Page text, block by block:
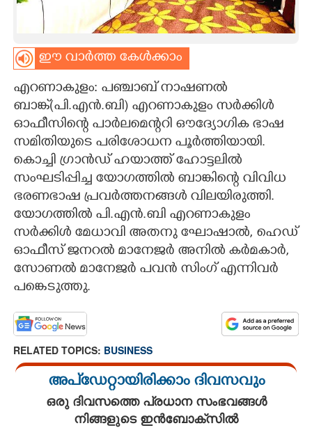
ART
ASTRO
CARTOONS
LITERATURE
ZOOM
CONTACT US
ഈ വാർത്ത കേൾക്കാം
എറണാകുളം: പഞ്ചാബ് നാഷണൽ
ബാങ്ക്(പി.എൻ.ബി) എറണാകുളം സർക്കിൾ
ഓഫീസിന്റെ പാർലമെന്ററി ഔദ്യോഗിക ഭാഷ
സമിതിയുടെ പരിശോധന പൂർത്തിയായി.
കൊച്ചി ഗ്രാൻഡ് ഹയാത്ത് ഹോട്ടലിൽ
സംഘടിപ്പിച്ച യോഗത്തിൽ ബാങ്കിന്റെ വിവിധ
ഭരണഭാഷ പ്രവർത്തനങ്ങൾ വിലയിരുത്തി.
യോഗത്തിൽ പി.എൻ.ബി എറണാകുളം
സർക്കിൾ മേധാവി അതനു ഘോഷാൽ, ഹെഡ്
ഓഫീസ് ജനറൽ മാനേജർ അനിൽ കർമകാർ,
സോണൽ മാനേജർ പവൻ സിംഗ് എന്നിവർ
പങ്കെടുത്തു.
RELATED TOPICS: BUSINESS
അപ്ഡേറ്റായിരിക്കാം ദിവസവും
ഒരു ദിവസത്തെ പ്രധാന സംഭവങ്ങൾ
നിങ്ങളുടെ ഇൻബോക്സിൽ